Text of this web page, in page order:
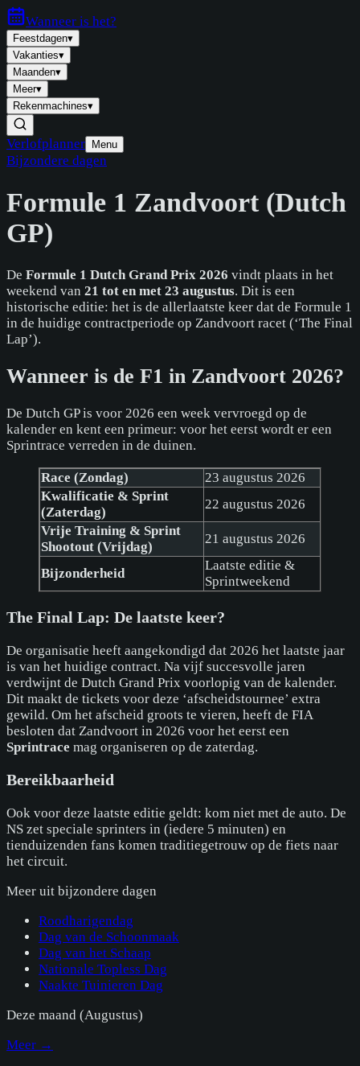
Wanneer is het?
Feestdagen▾
Vakanties▾
Maanden▾
Meer▾
Rekenmachines▾
Verlofplanner Menu
Bijzondere dagen
Formule 1 Zandvoort (Dutch
GP)
De Formule 1 Dutch Grand Prix 2026 vindt plaats in het
weekend van 21 tot en met 23 augustus. Dit is een
historische editie: het is de allerlaatste keer dat de Formule 1
in de huidige contractperiode op Zandvoort racet (‘The Final
Lap’).
Wanneer is de F1 in Zandvoort 2026?
De Dutch GP is voor 2026 een week vervroegd op de
kalender en kent een primeur: voor het eerst wordt er een
Sprintrace verreden in de duinen.
Race (Zondag)
23 augustus 2026
Kwalificatie & Sprint
(Zaterdag)
22 augustus 2026
Vrije Training & Sprint
Shootout (Vrijdag)
21 augustus 2026
Bijzonderheid
Laatste editie &
Sprintweekend
The Final Lap: De laatste keer?
De organisatie heeft aangekondigd dat 2026 het laatste jaar
is van het huidige contract. Na vijf succesvolle jaren
verdwijnt de Dutch Grand Prix voorlopig van de kalender.
Dit maakt de tickets voor deze ‘afscheidstournee’ extra
gewild. Om het afscheid groots te vieren, heeft de FIA
besloten dat Zandvoort in 2026 voor het eerst een
Sprintrace mag organiseren op de zaterdag.
Bereikbaarheid
Ook voor deze laatste editie geldt: kom niet met de auto. De
NS zet speciale sprinters in (iedere 5 minuten) en
tienduizenden fans komen traditiegetrouw op de fiets naar
het circuit.
Meer uit bijzondere dagen
Roodharigendag
Dag van de Schoonmaak
Dag van het Schaap
Nationale Topless Dag
Naakte Tuinieren Dag
Deze maand (Augustus)
Meer →